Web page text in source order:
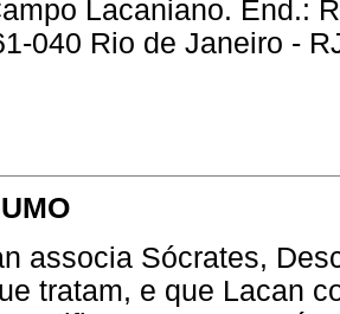
Lacaniano. End.:
040 Rio de Janeiro -
associa Sócrates,
tratam, e que Lacan